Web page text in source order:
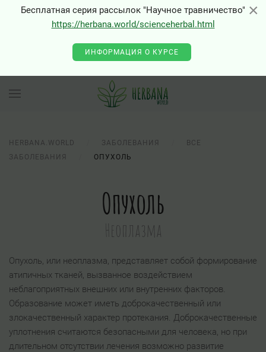
×
Бесплатная серия рассылок "Научное травничество"
https://herbana.world/scienceherbal.html
ИНФОРМАЦИЯ О КУРСЕ
HERBANA.WORLD ЗАБОЛЕВАНИЯ
ВСЕ
ЗАБОЛЕВАНИЯ
ОПУХОЛЬ
Опухоль
Неоплазма
Опухоль, или неоплазма, представляет собой формирование
атипичных тканей, вызванное воздействием
неблагоприятных внешних или внутренних факторов.
Образование может иметь доброкачественный или
злокачественный характер протекания. Доброкачественные
уплотнения считаются безопасными для человека, но при
длительном отсутствии лечения возможно развитие
×